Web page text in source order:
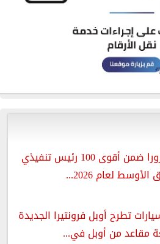
أنكوش أرورا ضمن أقوى 100 رئيس تنفيذي
لعام 2026...
تطرح أوبل فرونتيرا الجديدة
مقاعد من أوبل في...